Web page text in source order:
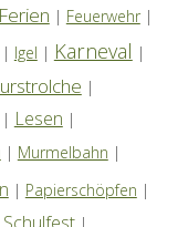
Ferien | Feuerwehr|
| Igel | Karneval |
|
Lesen |
| Murmelbahn |
| Papierschöpfen |